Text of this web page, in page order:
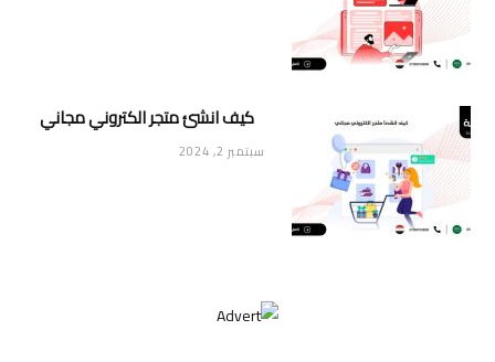
كيف انشئ متجر الكتروني مجاني
سبتمبر 2, 2024